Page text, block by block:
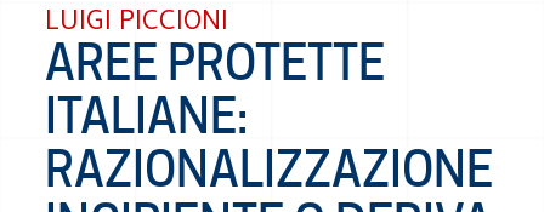
LUIGI PICCIONI
AREE PROTETTE
ITALIANE:
RAZIONALIZZAZIONE